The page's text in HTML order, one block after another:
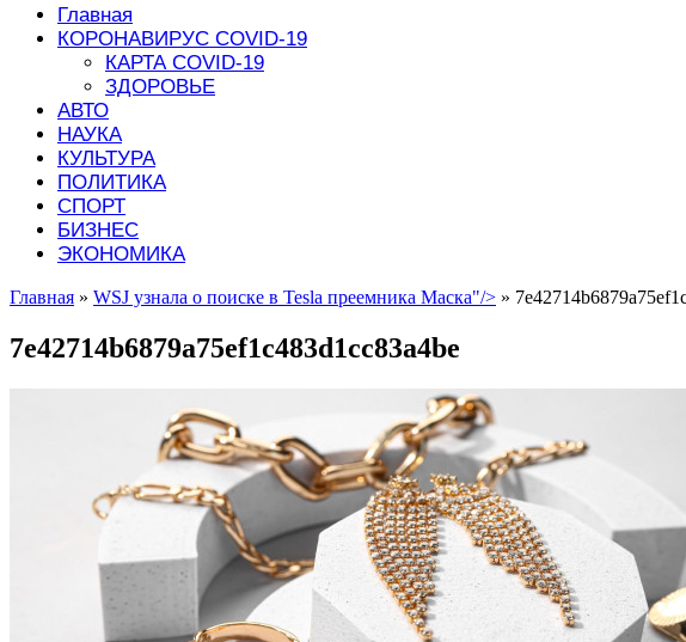
Главная
КОРОНАВИРУС COVID-19
КАРТА COVID-19
ЗДОРОВЬЕ
АВТО
НАУКА
КУЛЬТУРА
ПОЛИТИКА
СПОРТ
БИЗНЕС
ЭКОНОМИКА
Главная » WSJ узнала о поиске в Tesla преемника Маска"/> »
7e42714b6879a75ef1c483d1cc83a4be